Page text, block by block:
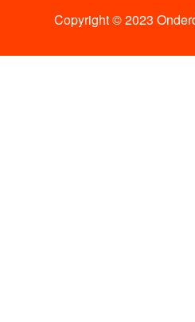
Copyright © 2023